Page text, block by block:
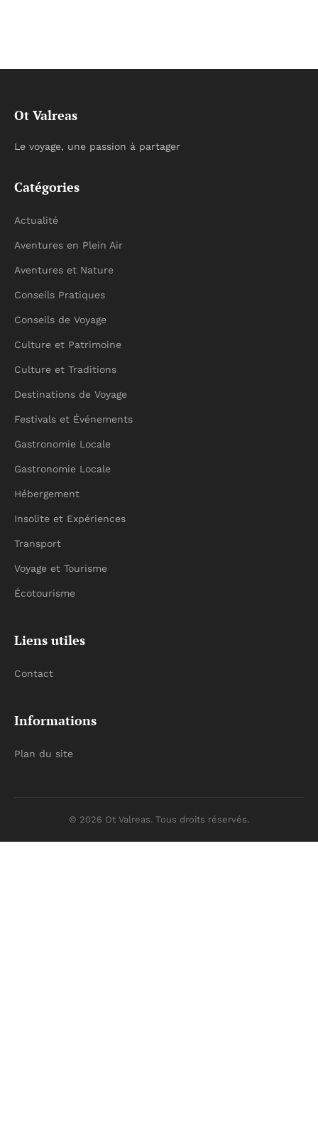
Ot Valreas
Le voyage, une passion à partager
Catégories
Actualité
Aventures en Plein Air
Aventures et Nature
Conseils Pratiques
Conseils de Voyage
Culture et Patrimoine
Culture et Traditions
Destinations de Voyage
Festivals et Événements
Gastronomie Locale
Gastronomie Locale
Hébergement
Insolite et Expériences
Transport
Voyage et Tourisme
Écotourisme
Liens utiles
Contact
Informations
Plan du site
© 2026 Ot Valreas. Tous droits réservés.